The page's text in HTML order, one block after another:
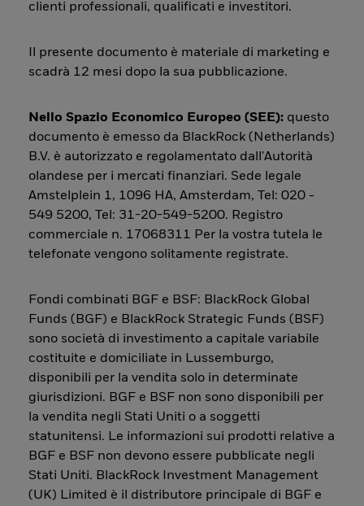
clienti professionali, qualificati e investitori.
Il presente documento è materiale di marketing e
scadrà 12 mesi dopo la sua pubblicazione.
Nello Spazio Economico Europeo (SEE): questo
documento è emesso da BlackRock (Netherlands)
B.V. è autorizzato e regolamentato dall'Autorità
olandese per i mercati finanziari. Sede legale
Amstelplein 1, 1096 HA, Amsterdam, Tel: 020 -
549 5200, Tel: 31-20-549-5200. Registro
commerciale n. 17068311 Per la vostra tutela le
telefonate vengono solitamente registrate.
Fondi combinati BGF e BSF: BlackRock Global
Funds (BGF) e BlackRock Strategic Funds (BSF)
sono società di investimento a capitale variabile
costituite e domiciliate in Lussemburgo,
disponibili per la vendita solo in determinate
giurisdizioni. BGF e BSF non sono disponibili per
la vendita negli Stati Uniti o a soggetti
statunitensi. Le informazioni sui prodotti relative a
BGF e BSF non devono essere pubblicate negli
Stati Uniti. BlackRock Investment Management
(UK) Limited è il distributore principale di BGF e